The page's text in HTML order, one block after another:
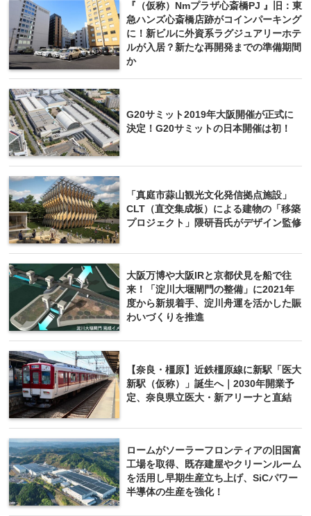
『（仮称）Nmプラザ心斎橋PJ 』旧：東
急ハンズ心斎橋店跡がコインパーキング
に！新ビルに外資系ラグジュアリーホテ
ルが入居？新たな再開発までの準備期間
か
G20サミット2019年大阪開催が正式に
決定！G20サミットの日本開催は初！
「真庭市蒜山観光文化発信拠点施設」
CLT（直交集成板）による建物の「移築
プロジェクト」隈研吾氏がデザイン監修
大阪万博や大阪IRと京都伏見を船で往
来！「淀川大堰閘門の整備」に2021年
度から新規着手、淀川舟運を活かした賑
わいづくりを推進
【奈良・橿原】近鉄橿原線に新駅「医大
新駅（仮称）」誕生へ｜2030年開業予
定、奈良県立医大・新アリーナと直結
ロームがソーラーフロンティアの旧国富
工場を取得、既存建屋やクリーンルーム
を活用し早期生産立ち上げ、SiCパワー
半導体の生産を強化！